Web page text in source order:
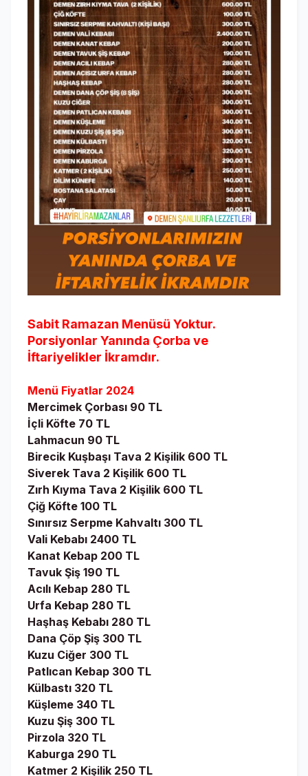
Sabit Ramazan Menüsü Yoktur.
Porsiyonlar Yanında Çorba ve
İftariyelikler İkramdır.
Menü Fiyatlar 2024
Mercimek Çorbası 90 TL
İçli Köfte 70 TL
Lahmacun 90 TL
Birecik Kuşbaşı Tava 2 Kişilik 600 TL
Siverek Tava 2 Kişilik 600 TL
Zırh Kıyma Tava 2 Kişilik 600 TL
Çiğ Köfte 100 TL
Sınırsız Serpme Kahvaltı 300 TL
Vali Kebabı 2400 TL
Kanat Kebap 200 TL
Tavuk Şiş 190 TL
Acılı Kebap 280 TL
Urfa Kebap 280 TL
Haşhaş Kebabı 280 TL
Dana Çöp Şiş 300 TL
Kuzu Ciğer 300 TL
Patlıcan Kebap 300 TL
Külbastı 320 TL
Küşleme 340 TL
Kuzu Şiş 300 TL
Pirzola 320 TL
Kaburga 290 TL
Katmer 2 Kişilik 250 TL